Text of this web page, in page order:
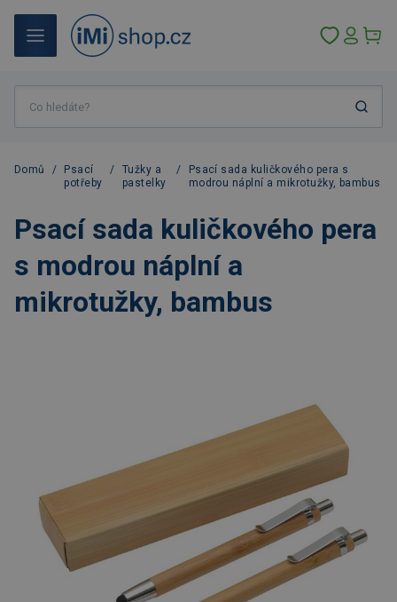
Domů /
Psací
potřeby
/
Tužky a
pastelky
/
Psací sada kuličkového pera s
modrou náplní a mikrotužky, bambus
Psací sada kuličkového pera
s modrou náplní a
mikrotužky, bambus